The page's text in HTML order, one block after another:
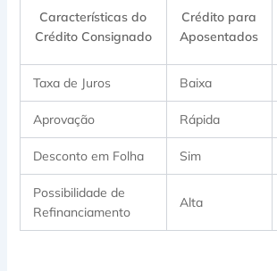
Características do
Crédito Consignado
Crédito para
Aposentados
Taxa de Juros Baixa
Aprovação Rápida
Desconto em Folha Sim
Possibilidade de
Refinanciamento
Alta